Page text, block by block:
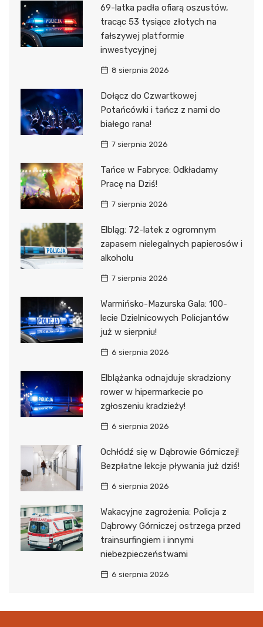
69-latka padła ofiarą oszustów,
tracąc 53 tysiące złotych na
fałszywej platformie
inwestycyjnej
8 sierpnia 2026
Dołącz do Czwartkowej
Potańcówki i tańcz z nami do
białego rana!
7 sierpnia 2026
Tańce w Fabryce: Odkładamy
Pracę na Dziś!
7 sierpnia 2026
Elbląg: 72-latek z ogromnym
zapasem nielegalnych papierosów i
alkoholu
7 sierpnia 2026
Warmińsko-Mazurska Gala: 100-
lecie Dzielnicowych Policjantów
już w sierpniu!
6 sierpnia 2026
Elblążanka odnajduje skradziony
rower w hipermarkecie po
zgłoszeniu kradzieży!
6 sierpnia 2026
Ochłódź się w Dąbrowie Górniczej!
Bezpłatne lekcje pływania już dziś!
6 sierpnia 2026
Wakacyjne zagrożenia: Policja z
Dąbrowy Górniczej ostrzega przed
trainsurfingiem i innymi
niebezpieczeństwami
6 sierpnia 2026